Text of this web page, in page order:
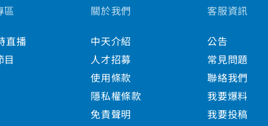
區
直播
目
關於我們
中天介紹
人才招募
使用條款
隱私權條款
免責聲明
客服資訊
公告
常見問題
聯絡我們
我要爆料
我要投稿